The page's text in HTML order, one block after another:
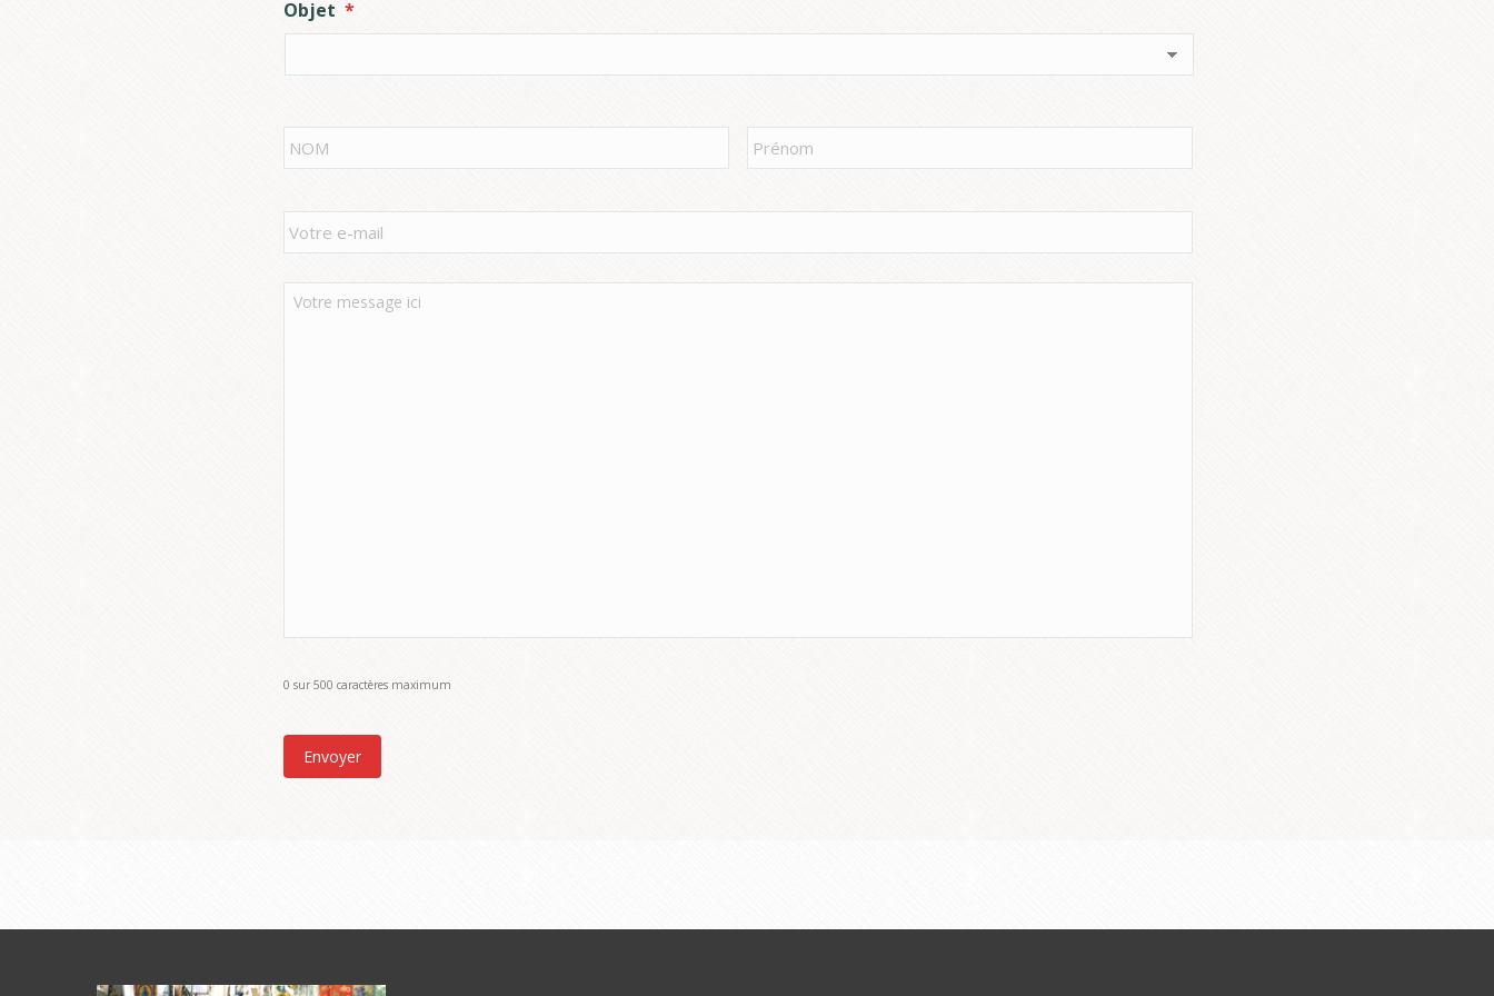
Objet *
Votre
e-
mail *
Votre
0 sur 500 caractères maximum